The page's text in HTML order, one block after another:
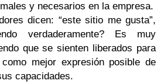
y necesarios en la empresa.
dicen: “este sitio me gusta”,
verdaderamente? Es muy
que se sienten liberados para
mejor expresión posible de
capacidades.